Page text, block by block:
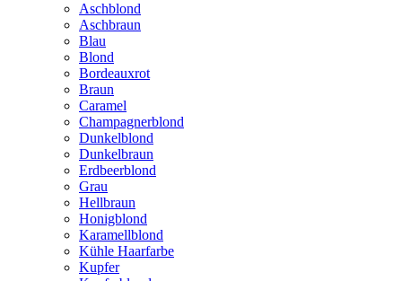
Aschblond
Aschbraun
Blau
Blond
Bordeauxrot
Braun
Caramel
Champagnerblond
Dunkelblond
Dunkelbraun
Erdbeerblond
Grau
Hellbraun
Honigblond
Karamellblond
Kühle Haarfarbe
Kupfer